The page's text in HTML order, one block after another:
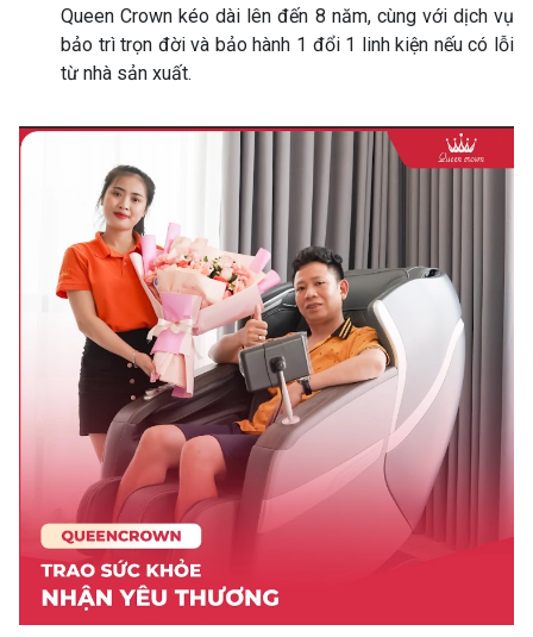
Queen Crown kéo dài lên đến 8 năm, cùng với dịch vụ
bảo trì trọn đời và bảo hành 1 đổi 1 linh kiện nếu có lỗi
từ nhà sản xuất.